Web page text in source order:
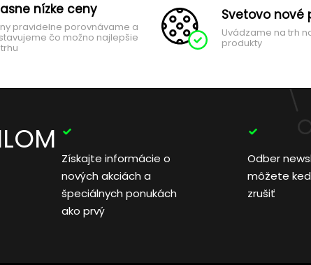
nízke ceny
pravidelne porovnávame a
čo možno najlepšie
Svetovo nové
Uvádzame na trh
produkty
Získajte informácie o
nových akciách a
špeciálnych ponukách
ako prvý
Odber
môžete
zrušiť